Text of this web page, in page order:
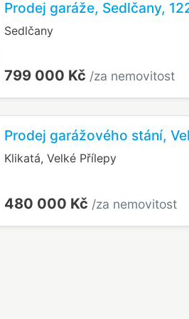
Prodej garáže, Sedlčany,
Sedlčany
799 000 Kč /za nemovitost
Prodej garážového stání,
Klikatá, Velké Přílepy
480 000 Kč /za nemovitost